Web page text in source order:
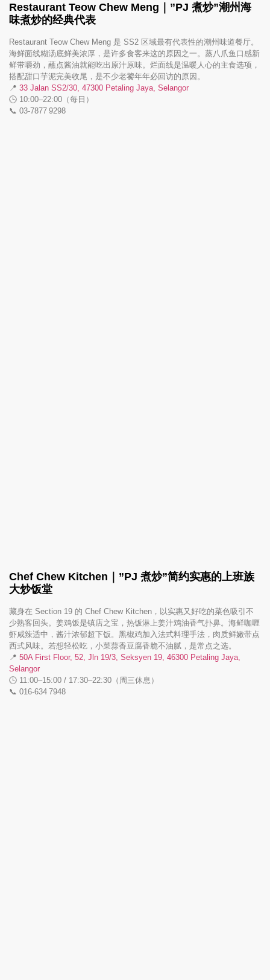
Restaurant Teow Chew Meng｜”PJ 煮炒”潮州海
味煮炒的经典代表
Restaurant Teow Chew Meng 是 SS2 区域最有代表性的潮州味道餐厅。
海鲜面线糊汤底鲜美浓厚，是许多食客来这的原因之一。蒸八爪鱼口感新
鲜带嚼劲，蘸点酱油就能吃出原汁原味。烂面线是温暖人心的主食选项，
搭配甜口芋泥完美收尾，是不少老饕年年必回访的原因。
📍 33 Jalan SS2/30, 47300 Petaling Jaya, Selangor
🕒 10:00–22:00（每日）
📞 03‑7877 9298
Chef Chew Kitchen｜”PJ 煮炒”简约实惠的上班族
大炒饭堂
藏身在 Section 19 的 Chef Chew Kitchen，以实惠又好吃的菜色吸引不
少熟客回头。姜鸡饭是镇店之宝，热饭淋上姜汁鸡油香气扑鼻。海鲜咖喱
虾咸辣适中，酱汁浓郁超下饭。黑椒鸡加入法式料理手法，肉质鲜嫩带点
西式风味。若想轻松吃，小菜蒜香豆腐香脆不油腻，是常点之选。
📍 50A First Floor, 52, Jln 19/3, Seksyen 19, 46300 Petaling Jaya,
Selangor
🕒 11:00–15:00 / 17:30–22:30（周三休息）
📞 016‑634 7948